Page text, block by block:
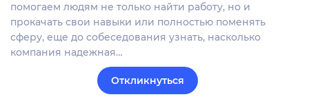
помогаем людям не только найти работу, но и
прокачать свои навыки или полностью поменять
сферу, еще до собеседования узнать, насколько
компания надежная…
Откликнуться